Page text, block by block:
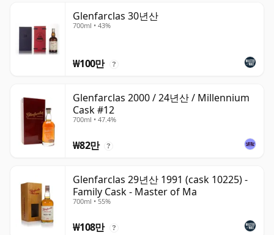
Glenfarclas 30년산
700ml • 43%
₩100만 ?
Glenfarclas 2000 / 24년산 / Millennium
Cask #12
700ml • 47.4%
₩82만 ?
Glenfarclas 29년산 1991 (cask 10225) -
Family Cask - Master of Ma
700ml • 55%
₩108만 ?